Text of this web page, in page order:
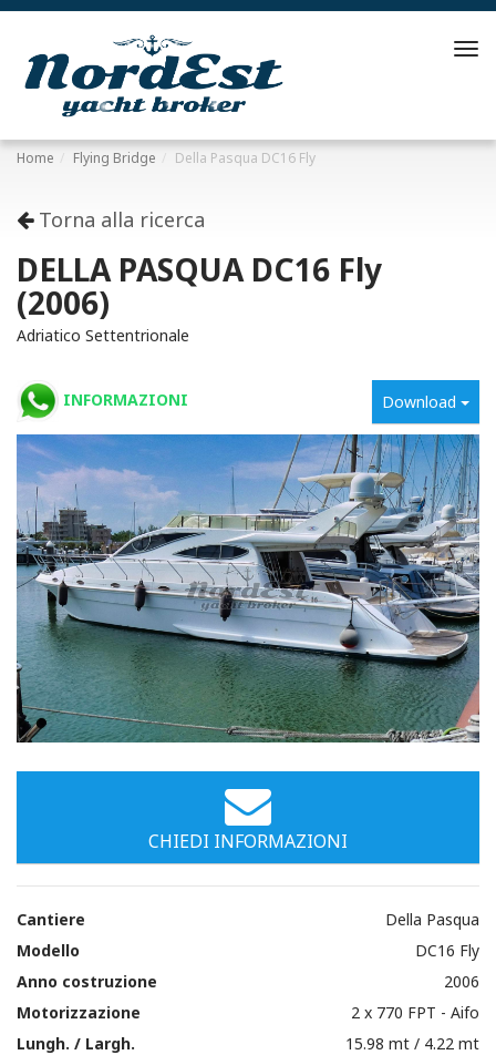
Home Flying Bridge Della Pasqua DC16 Fly
Torna alla ricerca
DELLA PASQUA DC16 Fly
(2006)
Adriatico Settentrionale
INFORMAZIONI Download
Immagini
CHIEDI INFORMAZIONI
Cantiere
Della Pasqua
Modello
DC16 Fly
Anno costruzione
2006
Motorizzazione
2 x 770 FPT - Aifo
Lungh. / Largh.
15.98 mt / 4.22 mt